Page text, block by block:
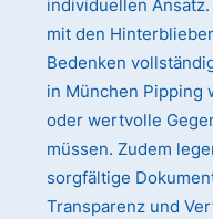
individuellen
mit den
Bedenken
in München Pipping
oder wertvolle
müssen. Zudem
sorgfältige
Transparenz und